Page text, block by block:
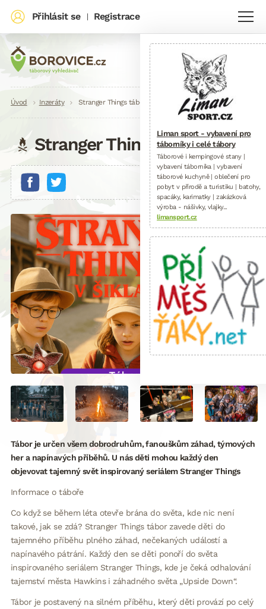
Přihlásit se | Registrace
Drobečková
Úvod Inzeráty Stranger Things tábor
Stranger Things tábor
Tábor je určen všem dobrodruhům, fanouškům záhad, týmových
her a napínavých příběhů. U nás děti mohou každý den
objevovat tajemný svět inspirovaný seriálem Stranger Things
Informace o táboře
Co když se během léta otevře brána do světa, kde nic není
takové, jak se zdá? Stranger Things tábor zavede děti do
tajemného příběhu plného záhad, nečekaných událostí a
napínavého pátrání. Každý den se děti ponoří do světa
inspirovaného seriálem Stranger Things, kde je čeká odhalování
tajemství města Hawkins i záhadného světa „Upside Down“.
Tábor je postavený na silném příběhu, který děti provází po celý
Liman sport - vybavení pro
táborníky i celé tábory
Táborové i kempingové stany |
vybavení táborníka | vybavení
táborové kuchyně | oblečení pro
pobyt v přírodě a turistiku | batohy,
spacáky, karimatky | zakázková
výroba - nášivky, vlajky...
limansport.cz